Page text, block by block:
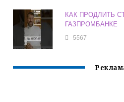
КАК ПРОДЛИТЬ
ГАЗПРОМБАНКЕ
5567